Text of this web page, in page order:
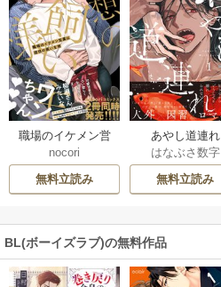
職場のイケメン営
業は理想の飼い主
様【単行本版】
nocori
無料立読み
あやし道連れ
はなぶさ数字
無料立読み
BL(ボーイズラブ)の無料作品